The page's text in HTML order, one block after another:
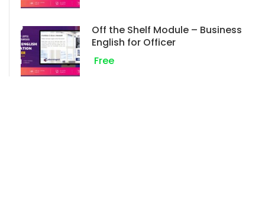
Off the Shelf Module – Business
English for Officer
Free